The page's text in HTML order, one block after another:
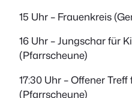
15 Uhr – Frauenkreis
16 Uhr – Jungschar für
(Pfarrscheune)
17:30 Uhr – Offener
(Pfarrscheune)